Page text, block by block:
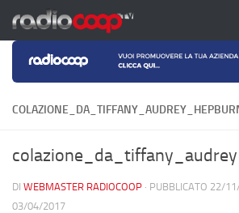
Salta al contenuto
DI WEBMASTER RADIOCOOP · PUBBLICATO 22/
03/04/2017